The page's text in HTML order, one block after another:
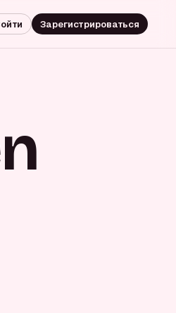
Зарегистрироваться